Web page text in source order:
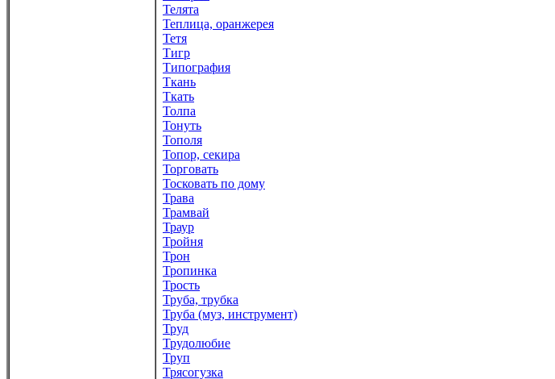
Телята
Теплица, оранжерея
Тетя
Тигр
Типография
Ткань
Ткать
Толпа
Тонуть
Тополя
Топор, секира
Торговать
Тосковать по дому
Трава
Трамвай
Траур
Тройня
Трон
Тропинка
Трость
Труба, трубка
Труба (муз, инструмент)
Труд
Трудолюбие
Труп
Трясогузка